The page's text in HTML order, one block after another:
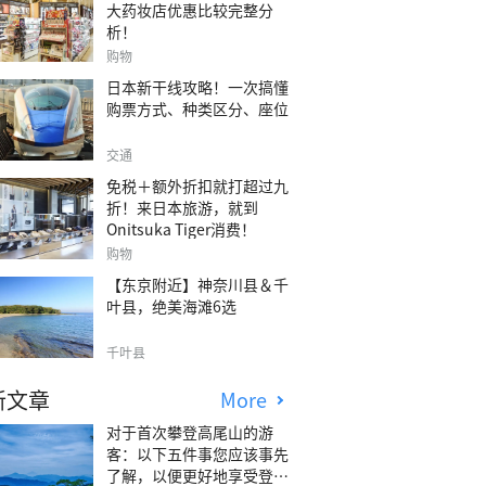
大药妆店优惠比较完整分
析！
购物
日本新干线攻略！一次搞懂
购票方式、种类区分、座位
交通
免税＋额外折扣就打超过九
折！来日本旅游，就到
Onitsuka Tiger消费！
购物
【东京附近】神奈川县＆千
叶县，绝美海滩6选
千叶县
章 More
对于首次攀登高尾山的游
客：以下五件事您应该事先
了解，以便更好地享受登山